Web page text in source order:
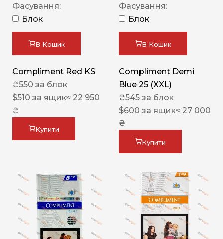
Фасування:
Блок
В Кошик
Compliment Red KS
₴550 за блок
$510 за ящик≈ 22 950
₴
Купити
Фасування:
Блок
В Кошик
Compliment Demi
Blue 25 (XXL)
₴545 за блок
$600 за ящик≈ 27 000
₴
Купити